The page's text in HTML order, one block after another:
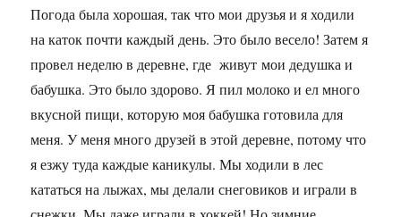
Погода была хорошая, так что мои друзья и я ходили
на каток почти каждый день. Это было весело! Затем я
провел неделю в деревне, где живут мои дедушка и
бабушка. Это было здорово. Я пил молоко и ел много
вкусной пищи, которую моя бабушка готовила для
меня. У меня много друзей в этой деревне, потому что
я езжу туда каждые каникулы. Мы ходили в лес
кататься на лыжах, мы делали снеговиков и играли в